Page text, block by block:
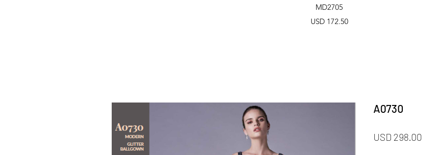
A0730
USD 298.00
Vista rápida
MD2705
Precio
USD 172.50